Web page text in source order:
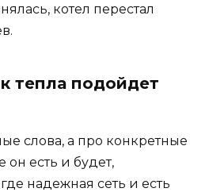
котел перестал
тепла подойдет
слова, а про конкретные
он есть и будет,
надежная сеть и есть